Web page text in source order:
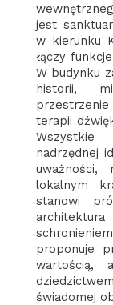
jest
w kierunku
łączy
W budynku
historii,
terapii
nadrzędnej
uważności,
lokalnym
stanowi
proponuje
świadomej